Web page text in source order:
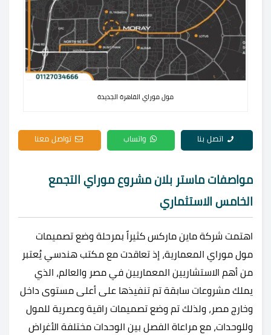
مول موراي القاهرة الجديدة
اتصل بنا واتساب تواصل معنا
مواصفات ماستر بلان مشروع موراي التجمع
الخامس الاستثماري
اهتمت شركة ماين ماركس كثيراً بمرحلة وضع تصميمات
مول موراي المعمارية، إذ تعاقدت مع مكتب هندسي يُعتبر
من أهم الاستشاريين المعماريين في مصر والعالم، الذي
يملك مشروعات سابقة تم تنفيذها على أعلى مستوى داخل
وخارج مصر، ولذلك تم وضع تصميمات راقية وعصرية للمول
وللوحدات، مع مراعاة الفصل بين الوحدات مختلفة الأغراض